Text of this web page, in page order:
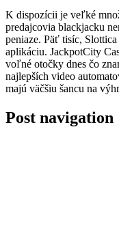
K dispozícii je veľké
predajcovia blackjacku
peniaze. Päť tisíc,
aplikáciu. JackpotCity
voľné otočky dnes čo
najlepších video
majú väčšiu šancu na
Post navigation